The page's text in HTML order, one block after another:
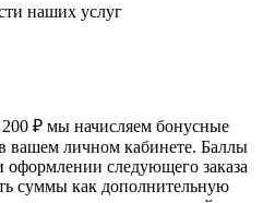
наших услуг
₽ мы начисляем бонусные
вашем личном кабинете. Баллы
следующего заказа
суммы как дополнительную